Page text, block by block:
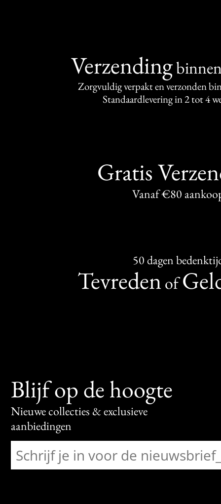
Verzending
Zorgvuldig verpakt en verzonden
Standaardlevering in 2 tot 4
Gratis
Vanaf €80
50 dagen
Tevredenof
Blijf op de hoogte
Nieuwe collecties & exclusieve
aanbiedingen